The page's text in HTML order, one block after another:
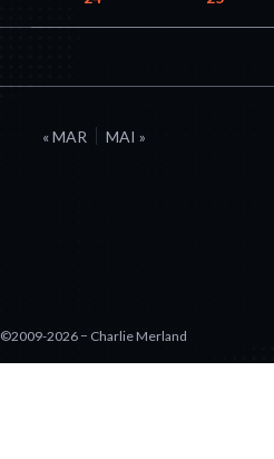
« MAR MAI »
©2009-2026 − Charlie Merland